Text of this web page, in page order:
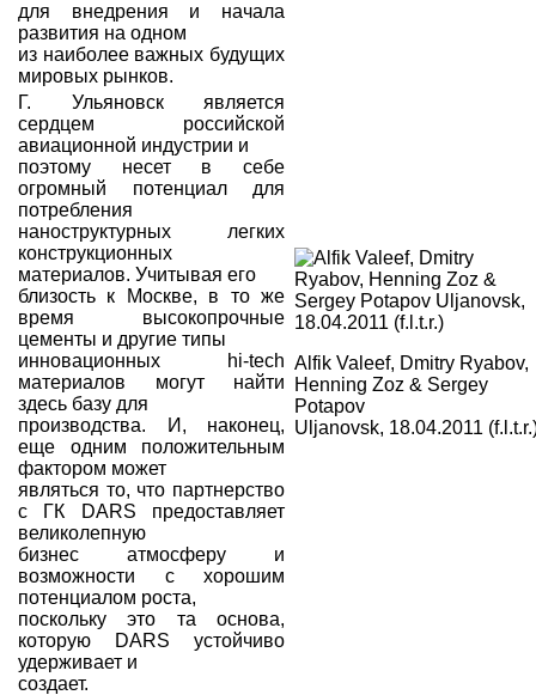
для внедрения и начала
развития на одном
из наиболее важных будущих
мировых рынков.
Г. Ульяновск является
сердцем российской
авиационной индустрии и
поэтому несет в себе
огромный потенциал для
потребления
наноструктурных легких
конструкционных
материалов. Учитывая его
близость к Москве, в то же
время высокопрочные
цементы и другие типы
инновационных hi-tech
материалов могут найти
здесь базу для
производства. И, наконец,
еще одним положительным
фактором может
являться то, что партнерство
с ГК DARS предоставляет
великолепную
бизнес атмосферу и
возможности с хорошим
потенциалом роста,
поскольку это та основа,
которую DARS устойчиво
удерживает и
создает.
Alfik Valeef, Dmitry Ryabov,
Henning Zoz & Sergey
Potapov
Uljanovsk, 18.04.2011